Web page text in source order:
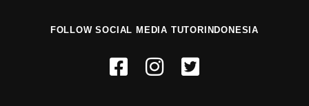
FOLLOW SOCIAL MEDIA TUTORINDONESIA